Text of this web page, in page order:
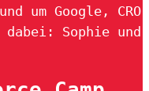
um Google, CRO
dabei: Sophie und